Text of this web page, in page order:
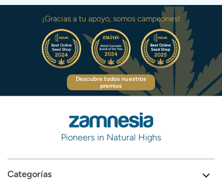
¡Gracias a tu apoyo, somos campeones!
Descubre todos nuestros
premios
Pioneers in Natural Highs
Categorías